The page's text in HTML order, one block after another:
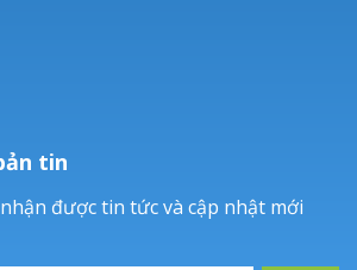
tin
được tin tức và cập nhật mới